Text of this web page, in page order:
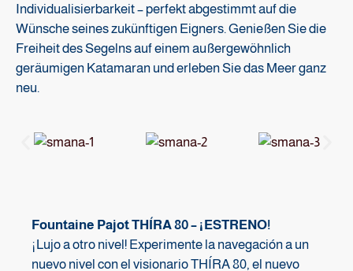
Individualisierbarkeit – perfekt abgestimmt auf die
Wünsche seines zukünftigen Eigners. Genießen Sie die
Freiheit des Segelns auf einem außergewöhnlich
geräumigen Katamaran und erleben Sie das Meer ganz
neu.
Fountaine Pajot THÍRA 80 – ¡ESTRENO!
¡Lujo a otro nivel! Experimente la navegación a un
nuevo nivel con el visionario THÍRA 80, el nuevo